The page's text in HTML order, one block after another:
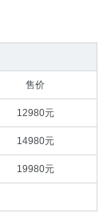
售价
12980元
14980元
19980元